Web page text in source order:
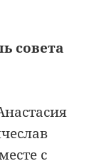
совета
с